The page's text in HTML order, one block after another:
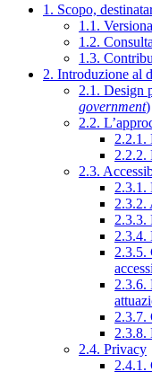
1. Scopo,
1.1.
1.2.
1.3.
2. Introduzione al
2.1. Design
government)
2.2.
2.2.1.
2.2.2.
2.3.
2.3.1.
2.3.2.
2.3.3.
2.3.4.
2.3.5.
2.3.6.
2.3.7.
2.3.8.
2.4. Privacy
2.4.1.